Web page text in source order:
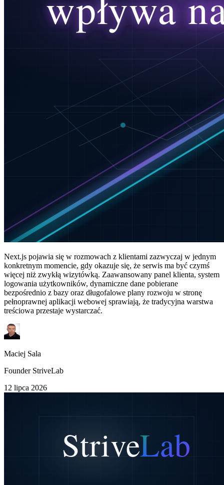
Next.js pojawia się w rozmowach z klientami zazwyczaj w jednym
konkretnym momencie, gdy okazuje się, że serwis ma być czymś
więcej niż zwykłą wizytówką. Zaawansowany panel klienta, system
logowania użytkowników, dynamiczne dane pobierane
bezpośrednio z bazy oraz długofalowe plany rozwoju w stronę
pełnoprawnej aplikacji webowej sprawiają, że tradycyjna warstwa
treściowa przestaje wystarczać.
Maciej Sala
Founder StriveLab
12 lipca 2026